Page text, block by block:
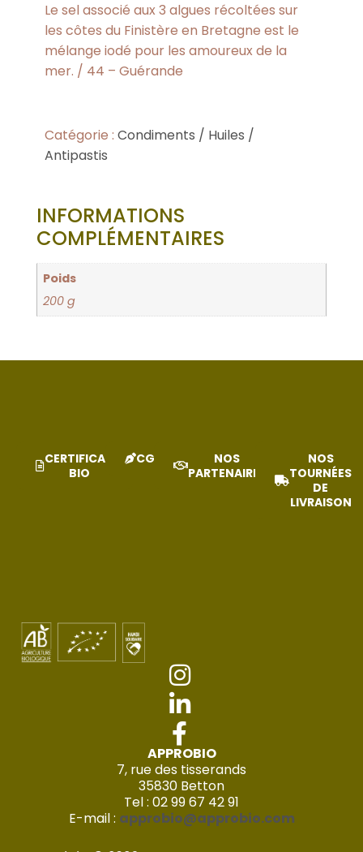
Le sel associé aux 3 algues récoltées sur
les côtes du Finistère en Bretagne est le
mélange iodé pour les amoureux de la
mer. / 44 – Guérande
Catégorie : Condiments / Huiles /
Antipastis
INFORMATIONS
COMPLÉMENTAIRES
Poids
200 g
CERTIFICAT
BIO
CGV
NOS
PARTENAIRES
NOS
TOURNÉES
DE
LIVRAISON
APPROBIO
7, rue des tisserands
35830 Betton
Tel : 02 99 67 42 91
E-mail : approbio@approbio.com